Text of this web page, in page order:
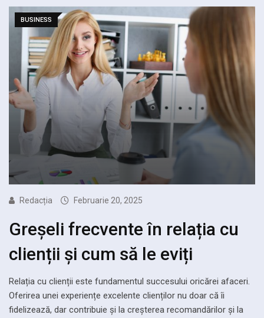
BUSINESS
Redacția Februarie 20, 2025
Greșeli frecvente în relația cu
clienții și cum să le eviți
Relația cu clienții este fundamentul succesului oricărei afaceri.
Oferirea unei experiențe excelente clienților nu doar că îi
fidelizează, dar contribuie și la creșterea recomandărilor și la